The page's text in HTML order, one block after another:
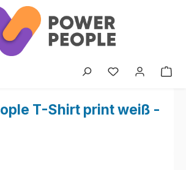
T-Shirt print weiß -